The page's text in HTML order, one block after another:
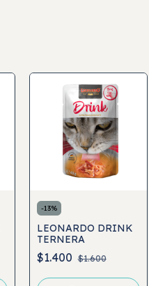
-13%
LEONARDO DRINK
TERNERA
$1.400 $1.600